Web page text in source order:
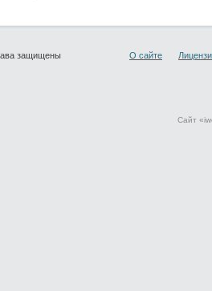
защищены
О сайте
Сайт